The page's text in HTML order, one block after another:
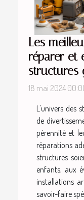
Les
réparer et
structures
18 mai 2024
L'univers des
de
pérennité et
réparations
structures
enfants, aux
installations
savoir-faire